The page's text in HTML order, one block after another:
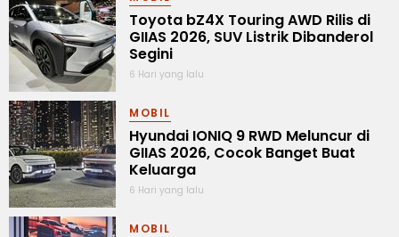
Toyota bZ4X Touring AWD Rilis di
GIIAS 2026, SUV Listrik Dibanderol
Segini
6 Hari yang lalu
MOBIL
Hyundai IONIQ 9 RWD Meluncur di
GIIAS 2026, Cocok Banget Buat
Keluarga
6 Hari yang lalu
MOBIL